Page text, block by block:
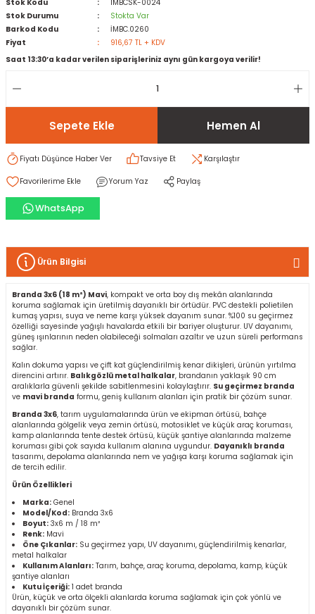
Mastik
& PANEL
HARÇLARI
Stok Kodu
IMBCSK-0024
Stok Durumu
Stokta Var
Barkod Kodu
İMBC.0260
Fiyat
916,67 TL + KDV
Saat 13:30’a kadar verilen siparişleriniz aynı gün kargoya verilir!
Sepete Ekle Hemen Al
Fiyatı Düşünce Haber Ver Tavsiye Et Karşılaştır
Yorum Yaz Paylaş
WhatsApp
Ürün Bilgisi
Branda 3x6 (18 m²) Mavi, kompakt ve orta boy dış mekân alanlarında
koruma sağlamak için üretilmiş dayanıklı bir örtüdür. PVC destekli polietilen
kumaş yapısı, suya ve neme karşı yüksek dayanım sunar. %100 su geçirmez
özelliği sayesinde yağışlı havalarda etkili bir bariyer oluşturur. UV dayanımı,
güneş ışınlarının neden olabileceği solmaları azaltır ve uzun süreli performans
sağlar.
Kalın dokuma yapısı ve çift kat güçlendirilmiş kenar dikişleri, ürünün yırtılma
direncini artırır. Balıkgözlü metal halkalar, brandanın yaklaşık 90 cm
aralıklarla güvenli şekilde sabitlenmesini kolaylaştırır. Su geçirmez branda
ve mavi branda formu, geniş kullanım alanları için pratik bir çözüm sunar.
Branda 3x6, tarım uygulamalarında ürün ve ekipman örtüsü, bahçe
alanlarında gölgelik veya zemin örtüsü, motosiklet ve küçük araç koruması,
kamp alanlarında tente destek örtüsü, küçük şantiye alanlarında malzeme
koruması gibi çok sayıda kullanım alanına uygundur. Dayanıklı branda
tasarımı, depolama alanlarında nem ve yağışa karşı koruma sağlamak için
de tercih edilir.
Ürün Özellikleri
Marka: Genel
Model/Kod: Branda 3x6
Boyut: 3x6 m / 18 m²
Renk: Mavi
Öne Çıkanlar: Su geçirmez yapı, UV dayanımı, güçlendirilmiş kenarlar,
metal halkalar
Kullanım Alanları: Tarım, bahçe, araç koruma, depolama, kamp, küçük
şantiye alanları
Kutu İçeriği: 1 adet branda
Ürün, küçük ve orta ölçekli alanlarda koruma sağlamak için çok yönlü ve
dayanıklı bir çözüm sunar.